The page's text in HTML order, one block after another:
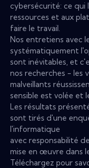
cybersécurité: ce qui
ressources et aux
faire le travail.
Nos entretiens avec
systématiquement
sont inévitables, et
nos recherches - les
malveillants
sensible est volée et
Les résultats
sont tirés d'une
l'informatique
avec responsabilité
mise en œuvre dans
Téléchargez pour